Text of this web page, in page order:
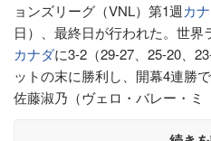
ョンズリーグ（VNL）第1週カ
日）、最終日が行われた。世
カナダに3-2（29-27、25-20、
ットの末に勝利し、開幕4連勝で
佐藤淑乃（ヴェロ・バレー・ミ